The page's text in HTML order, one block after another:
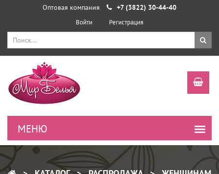
Оптовая компания +7 (3822) 30-44-40
Войти Регистрация